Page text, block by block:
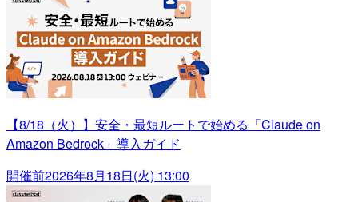
【8/18（火）】安全・最短ルートで始める「Claude on
Amazon Bedrock」導入ガイド
開催前2026年8月18日(火) 13:00